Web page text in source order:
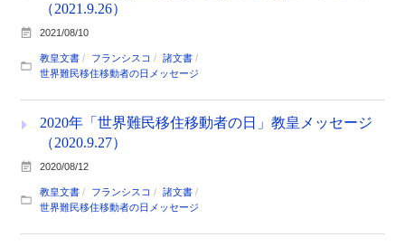
（2021.9.26）
2021/08/10
教皇文書 フランシスコ
諸文書
世界難民移住移動者の日メッセージ
2020年「世界難民移住移動者の日」教皇メッセージ
（2020.9.27）
2020/08/12
教皇文書 フランシスコ
諸文書
世界難民移住移動者の日メッセージ